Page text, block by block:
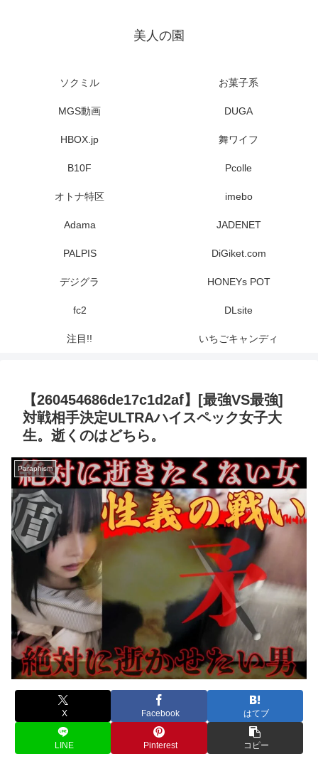
美人の園
ソクミル お菓子系
MGS動画 DUGA
HBOX.jp 舞ワイフ
B10F Pcolle
オトナ特区 imebo
Adama JADENET
PALPIS DiGiket.com
デジグラ HONEYs POT
fc2 DLsite
注目!! いちごキャンディ
【260454686de17c1d2af】[最強VS最強]
対戦相手決定ULTRAハイスペック女子大
生。逝くのはどちら。
Paraphism
X Facebook はてブ
LINE Pinterest コピー